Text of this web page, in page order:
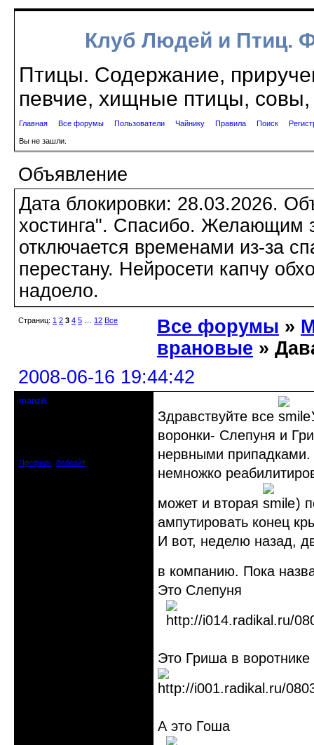
Клуб Людей и Птиц.
Птицы. Содержание,
певчие, хищные птицы, совы,
Главная Все форумы Пользователи Чайнику Правила Поиск
Вы не зашли.
Объявление
Дата блокировки: 28.03.2026.
хостинга". Спасибо. Желающим
отключается временами из-за
перестану. Нейросети капчу
надоело.
Страниц: 1 2 3 4 5 12 Все Все форумы »
врановые »
2008-06-16 19:44:42
manzik
Профиль Вебсайт
Здравствуйте все
воронки- Слепуня и
нервными
немножко
может и вторая
)
ампутировать конец
И вот, неделю назад,
в компанию. Пока
Это Слепуня
Это Гриша в
А это Гоша